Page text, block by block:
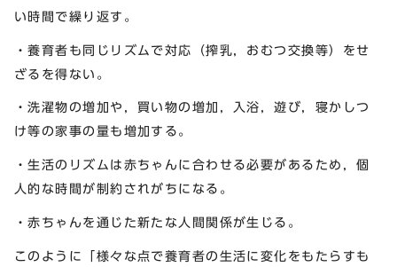
い時間で繰り返す。
・養育者も同じリズムで対応（搾乳，おむつ交換等）をせ
ざるを得ない。
・洗濯物の増加や，買い物の増加，入浴，遊び，寝かしつ
け等の家事の量も増加する。
・生活のリズムは赤ちゃんに合わせる必要があるため，個
人的な時間が制約されがちになる。
・赤ちゃんを通じた新たな人間関係が生じる。
このように「様々な点で養育者の生活に変化をもたらすも